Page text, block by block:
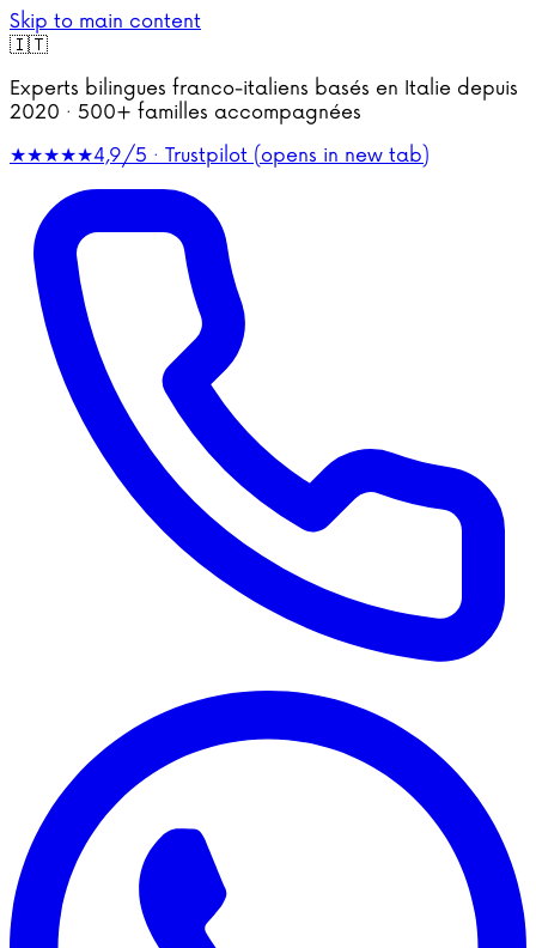
Skip to main content
🇮🇹
Experts bilingues franco-italiens basés en Italie depuis
2020 · 500+ familles accompagnées
★★★★★4,9/5 · Trustpilot (opens in new tab)